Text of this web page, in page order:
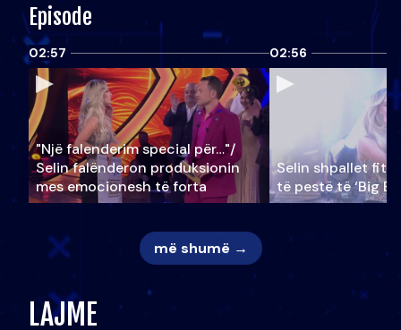
Episode
02:57
"Një falenderim special për…"/
Selin falënderon produksionin
mes emocionesh të forta
02:56
Selin shpallet
të pestë të ‘Big
më shumë →
LAJME